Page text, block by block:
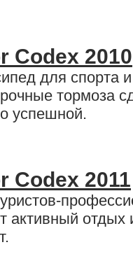
Codex 2010
для спорта
тормоза
успешной.
Codex 2011
активный отдых